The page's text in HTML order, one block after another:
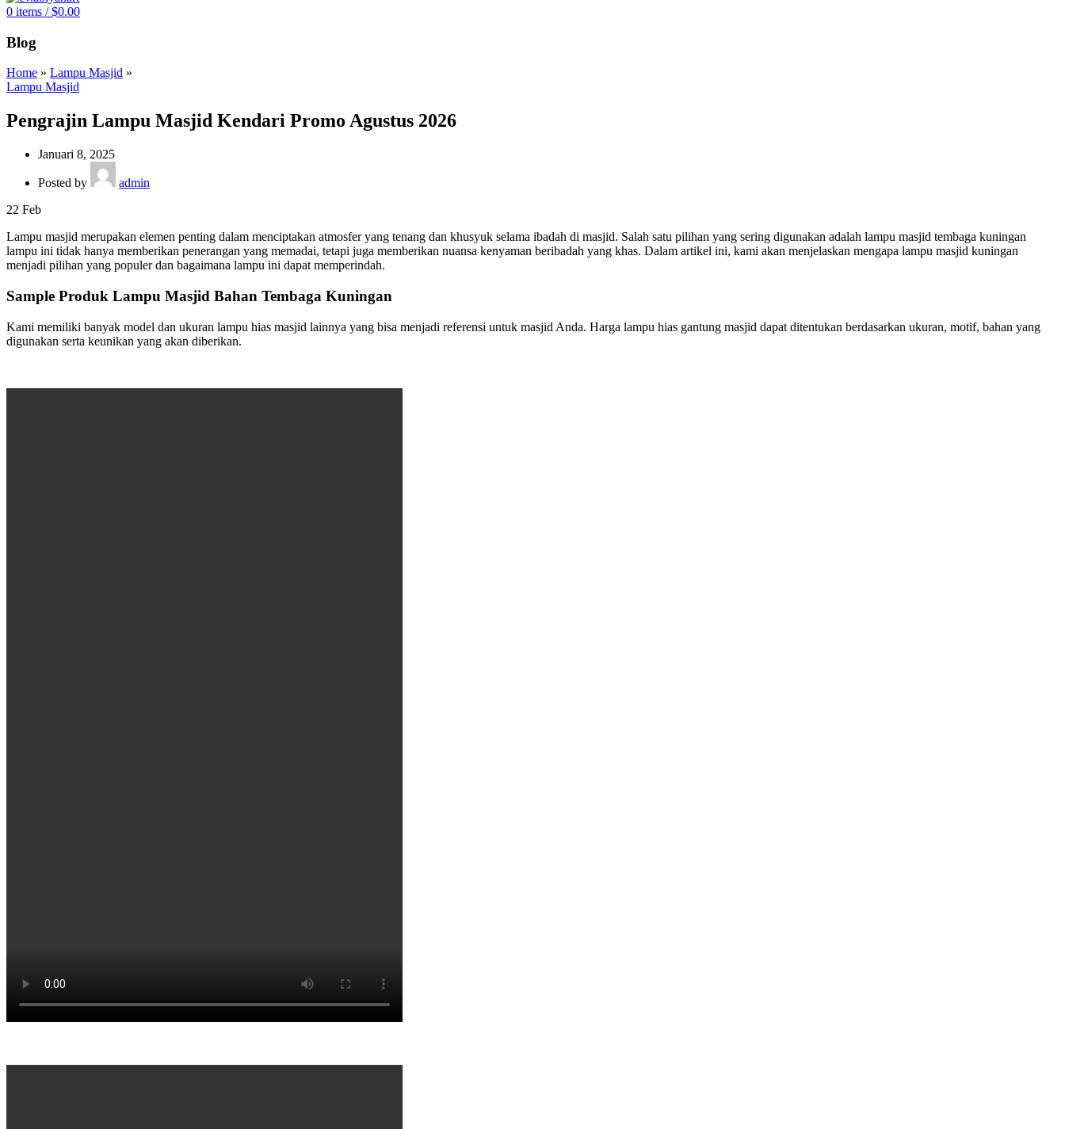
0 items / $0.00
Blog
Home » Lampu Masjid »
Lampu Masjid
Pengrajin Lampu Masjid Kendari Promo Agustus 2026
Januari 8, 2025
Posted by
admin
22 Feb
Lampu masjid merupakan elemen penting dalam menciptakan atmosfer yang tenang dan khusyuk selama ibadah di masjid. Salah satu pilihan yang sering digunakan adalah lampu masjid tembaga kuningan
lampu ini tidak hanya memberikan penerangan yang memadai, tetapi juga memberikan nuansa kenyaman beribadah yang khas. Dalam artikel ini, kami akan menjelaskan mengapa lampu masjid kuningan
menjadi pilihan yang populer dan bagaimana lampu ini dapat memperindah.
Sample Produk Lampu Masjid Bahan Tembaga Kuningan
Kami memiliki banyak model dan ukuran lampu hias masjid lainnya yang bisa menjadi referensi untuk masjid Anda. Harga lampu hias gantung masjid dapat ditentukan berdasarkan ukuran, motif, bahan yang
digunakan serta keunikan yang akan diberikan.